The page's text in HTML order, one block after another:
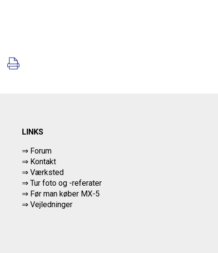
LINKS
⇒ Forum
⇒ Kontakt
⇒ Værksted
⇒ Tur foto og -referater
⇒ Før man køber MX-5
⇒ Vejledninger